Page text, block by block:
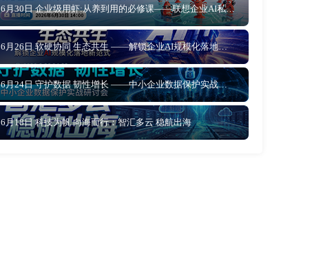
6月30日 企业级用虾:从养到用的必修课——联想企业AI私有化部署方案深度解读
6月26日 软硬协同 生态共生 ——解锁企业AI规模化落地新范式
6月24日 守护数据 韧性增长 ——中小企业数据保护实战研讨会
6月18日 科技为帆 向海而行：智汇多云 稳航出海